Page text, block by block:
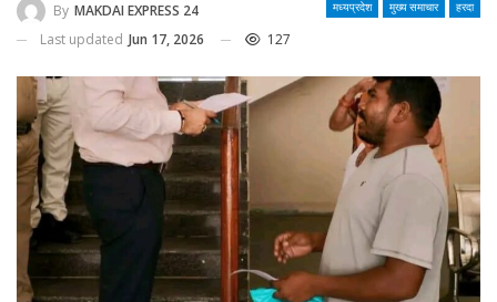
मध्यप्रदेश मुख्य समाचार हरदा
By MAKDAI EXPRESS 24
Last updated Jun 17, 2026 127